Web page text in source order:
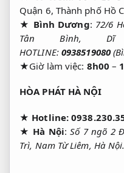
Quận 6, Thành phố Hồ
★ Bình Dương: 72/6
Tân Bình, Dĩ
HOTLINE: 0938519080
★Giờ làm việc: 8h00 –
HÒA PHÁT HÀ NỘI
★ Hotline: 0938.230.
★ Hà Nội:Số 7 ngõ 2
Trì, Nam Từ Liêm, Hà Nội.